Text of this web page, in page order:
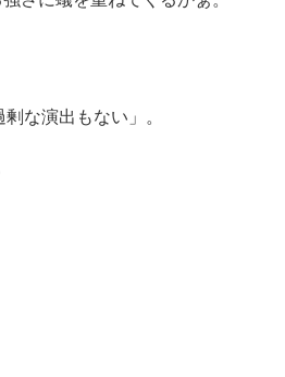
な演出もない」。